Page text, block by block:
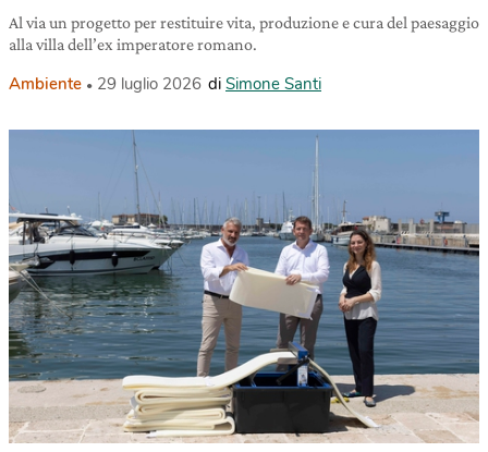
Al via un progetto per restituire vita, produzione e cura del paesaggio
alla villa dell’ex imperatore romano.
Ambiente 29 luglio 2026 di Simone Santi